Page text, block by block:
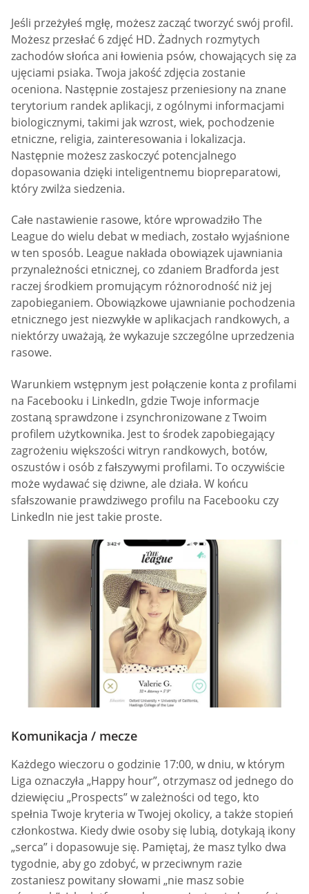
Jeśli przeżyłeś mgłę, możesz zacząć tworzyć swój profil.
Możesz przesłać 6 zdjęć HD. Żadnych rozmytych
zachodów słońca ani łowienia psów, chowających się za
ujęciami psiaka. Twoja jakość zdjęcia zostanie
oceniona. Następnie zostajesz przeniesiony na znane
terytorium randek aplikacji, z ogólnymi informacjami
biologicznymi, takimi jak wzrost, wiek, pochodzenie
etniczne, religia, zainteresowania i lokalizacja.
Następnie możesz zaskoczyć potencjalnego
dopasowania dzięki inteligentnemu biopreparatowi,
który zwilża siedzenia.
Całe nastawienie rasowe, które wprowadziło The
League do wielu debat w mediach, zostało wyjaśnione
w ten sposób. League nakłada obowiązek ujawniania
przynależności etnicznej, co zdaniem Bradforda jest
raczej środkiem promującym różnorodność niż jej
zapobieganiem. Obowiązkowe ujawnianie pochodzenia
etnicznego jest niezwykłe w aplikacjach randkowych, a
niektórzy uważają, że wykazuje szczególne uprzedzenia
rasowe.
Warunkiem wstępnym jest połączenie konta z profilami
na Facebooku i LinkedIn, gdzie Twoje informacje
zostaną sprawdzone i zsynchronizowane z Twoim
profilem użytkownika. Jest to środek zapobiegający
zagrożeniu większości witryn randkowych, botów,
oszustów i osób z fałszywymi profilami. To oczywiście
może wydawać się dziwne, ale działa. W końcu
sfałszowanie prawdziwego profilu na Facebooku czy
LinkedIn nie jest takie proste.
Komunikacja / mecze
Każdego wieczoru o godzinie 17:00, w dniu, w którym
Liga oznaczyła „Happy hour”, otrzymasz od jednego do
dziewięciu „Prospects” w zależności od tego, kto
spełnia Twoje kryteria w Twojej okolicy, a także stopień
członkostwa. Kiedy dwie osoby się lubią, dotykają ikony
„serca” i dopasowuje się. Pamiętaj, że masz tylko dwa
tygodnie, aby go zdobyć, w przeciwnym razie
zostaniesz powitany słowami „nie masz sobie